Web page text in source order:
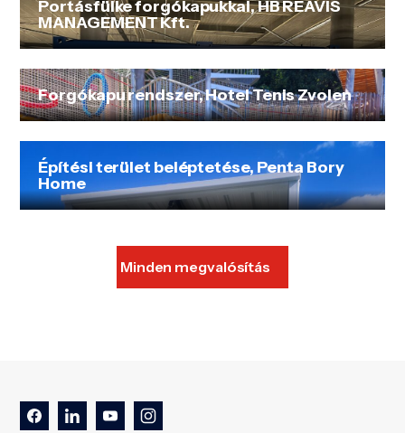
Portásfülke forgókapukkal, HB REAVIS
MANAGEMENT Kft.
Forgókapu rendszer, Hotel Tenis Zvolen
Építési terület beléptetése, Penta Bory
Home
Minden megvalósítás